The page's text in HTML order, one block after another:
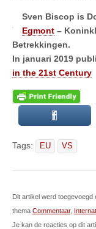
Sven Biscop is
Egmont –
Betrekkingen.
In januari 2019
in the 21st Century
Tags: EU VS
Dit artikel werd toegevoegd
thema Commentaar,
Je kan de reacties op dit